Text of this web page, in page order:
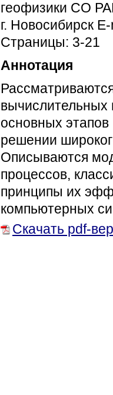
геофизики СО
г. Новосибирск
Страницы: 3-21
Аннотация
вычислительных
основных
решении
Описываются
процессов,
принципы их
компьютерных
Скачать pdf-